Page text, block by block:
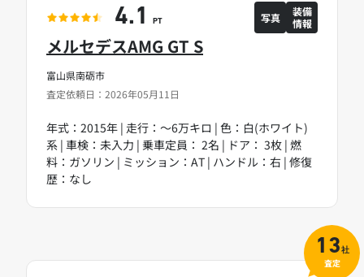
富山県南砺市
査定依頼日：2026年05月11日
メルセデスAMG GT S
年式：2015年 | 走行：～6万キロ | 色：白(ホワイト)
系 | 車検：未入力 | 乗車定員： 2名 | ドア： 3枚 | 燃
料：ガソリン | ミッション：AT | ハンドル：右 | 修復
歴：なし
4.1 PT 写真
装備
情報
13社
査定